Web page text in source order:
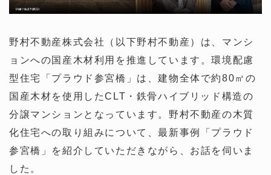
野村不動産株式会社（以下野村不動産）は、マンシ
ョンへの国産木材利用を推進しています。環境配慮
型住宅「プラウド参宮橋」は、建物全体で約80㎥の
国産木材を使用したCLT・鉄骨ハイブリッド構造の
分譲マンションとなっています。野村不動産の木質
化住宅への取り組みについて、最新事例「プラウド
参宮橋」を紹介していただきながら、お話を伺いま
した。